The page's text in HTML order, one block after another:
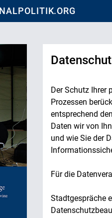
Der Schutz Ihrer
Prozessen
entsprechend
Daten wir von
und wie Sie der
Für die
Stadtgespräche